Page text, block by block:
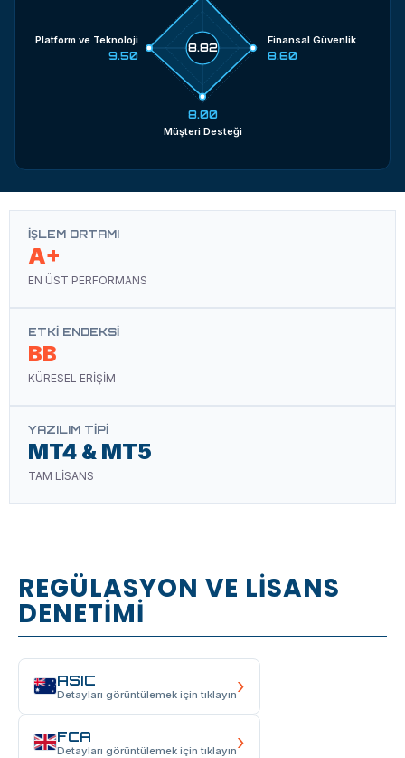
8.82
Finansal Güvenlik
8.60
8.00
Müşteri Desteği
Platform ve Teknoloji
9.50
İŞLEM ORTAMI
A+
EN ÜST PERFORMANS
ETKI ENDEKSI
BB
KÜRESEL ERİŞİM
YAZILIM TIPI
MT4 & MT5
TAM LİSANS
REGÜLASYON VE LİSANS
DENETİMİ
ASIC
Detayları görüntülemek için tıklayın›
FCA
Detayları görüntülemek için tıklayın›